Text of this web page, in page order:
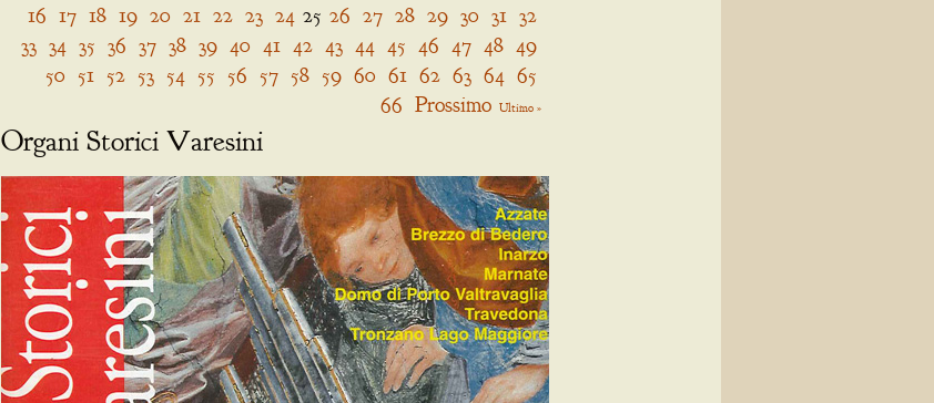
16 17 18 19 20 21 22 23 24 25 26 27 28 29 30 31 32
33 34 35 36 37 38 39 40 41 42 43 44 45 46 47 48 49
50 51 52 53 54 55 56 57 58 59 60 61 62 63 64 65
66 Prossimo Ultimo »
Organi Storici Varesini